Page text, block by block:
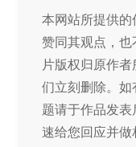
本网站所提供
赞同其观点，
片版权归原作
们立刻删除。
题请于作品发
速给您回应并做